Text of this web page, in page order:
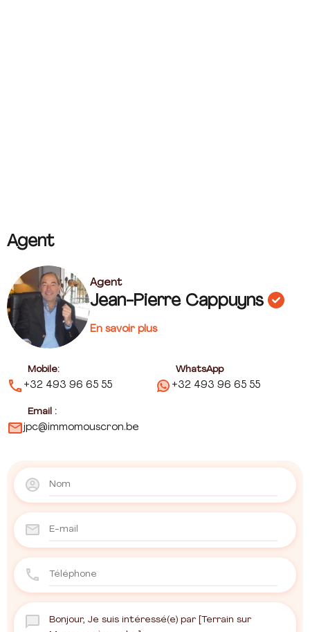
Agent
Agent
Jean-Pierre Cappuyns
En savoir plus
Mobile:
+32 493 96 65 55
WhatsApp
+32 493 96 65 55
Email :
jpc@immomouscron.be